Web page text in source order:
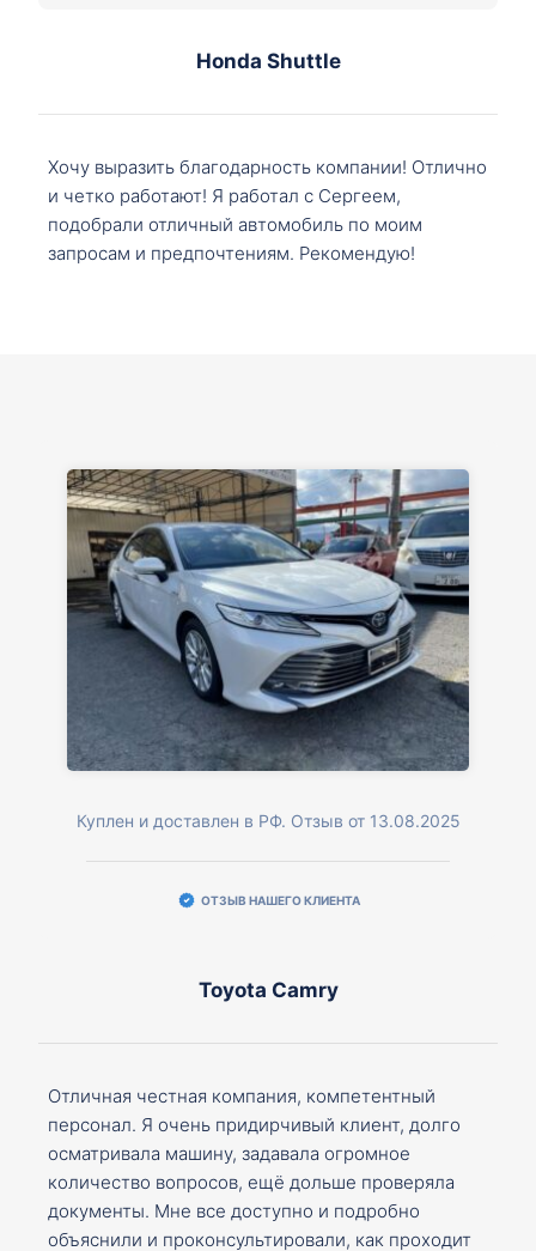
Honda Shuttle
Хочу выразить благодарность компании! Отлично
и четко работают! Я работал с Сергеем,
подобрали отличный автомобиль по моим
запросам и предпочтениям. Рекомендую!
Куплен и доставлен в РФ. Отзыв от 13.08.2025
ОТЗЫВ НАШЕГО КЛИЕНТА
Toyota Camry
Отличная честная компания, компетентный
персонал. Я очень придирчивый клиент, долго
осматривала машину, задавала огромное
количество вопросов, ещё дольше проверяла
документы. Мне все доступно и подробно
объяснили и проконсультировали, как проходит